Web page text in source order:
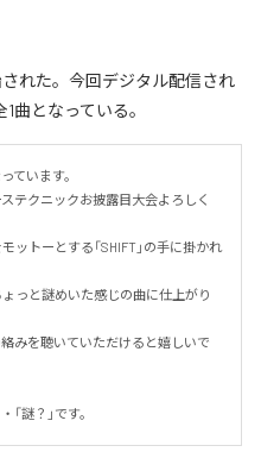
された。今回デジタル配信され
曲となっている。
ています。
テクニックお披露目大会よろしく
ットーとする「SHIFT」の手に掛かれ
っと謎めいた感じの曲に仕上がり
みを聴いていただけると嬉しいで
謎？」です。